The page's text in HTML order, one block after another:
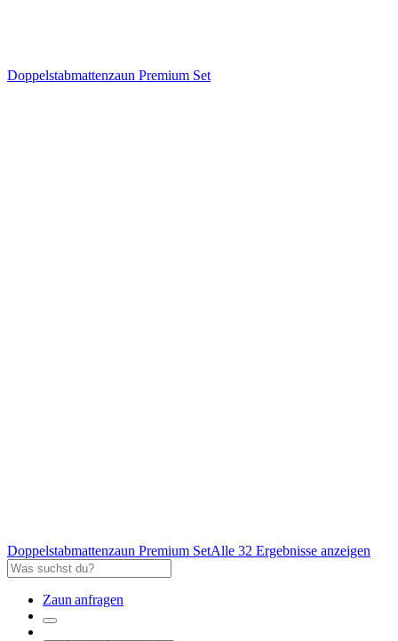
Doppelstabmattenzaun Premium Set
Doppelstabmattenzaun Premium SetAlle 32 Ergebnisse anzeigen
Zaun anfragen